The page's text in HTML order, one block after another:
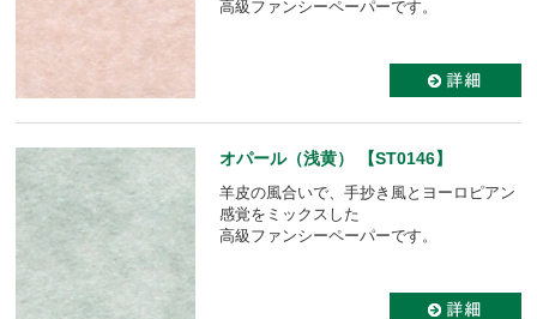
高級ファンシーペーパーです。
オパール（浅黄） 【ST0146】
羊皮の風合いで、手抄き風とヨーロピアン
感覚をミックスした
高級ファンシーペーパーです。